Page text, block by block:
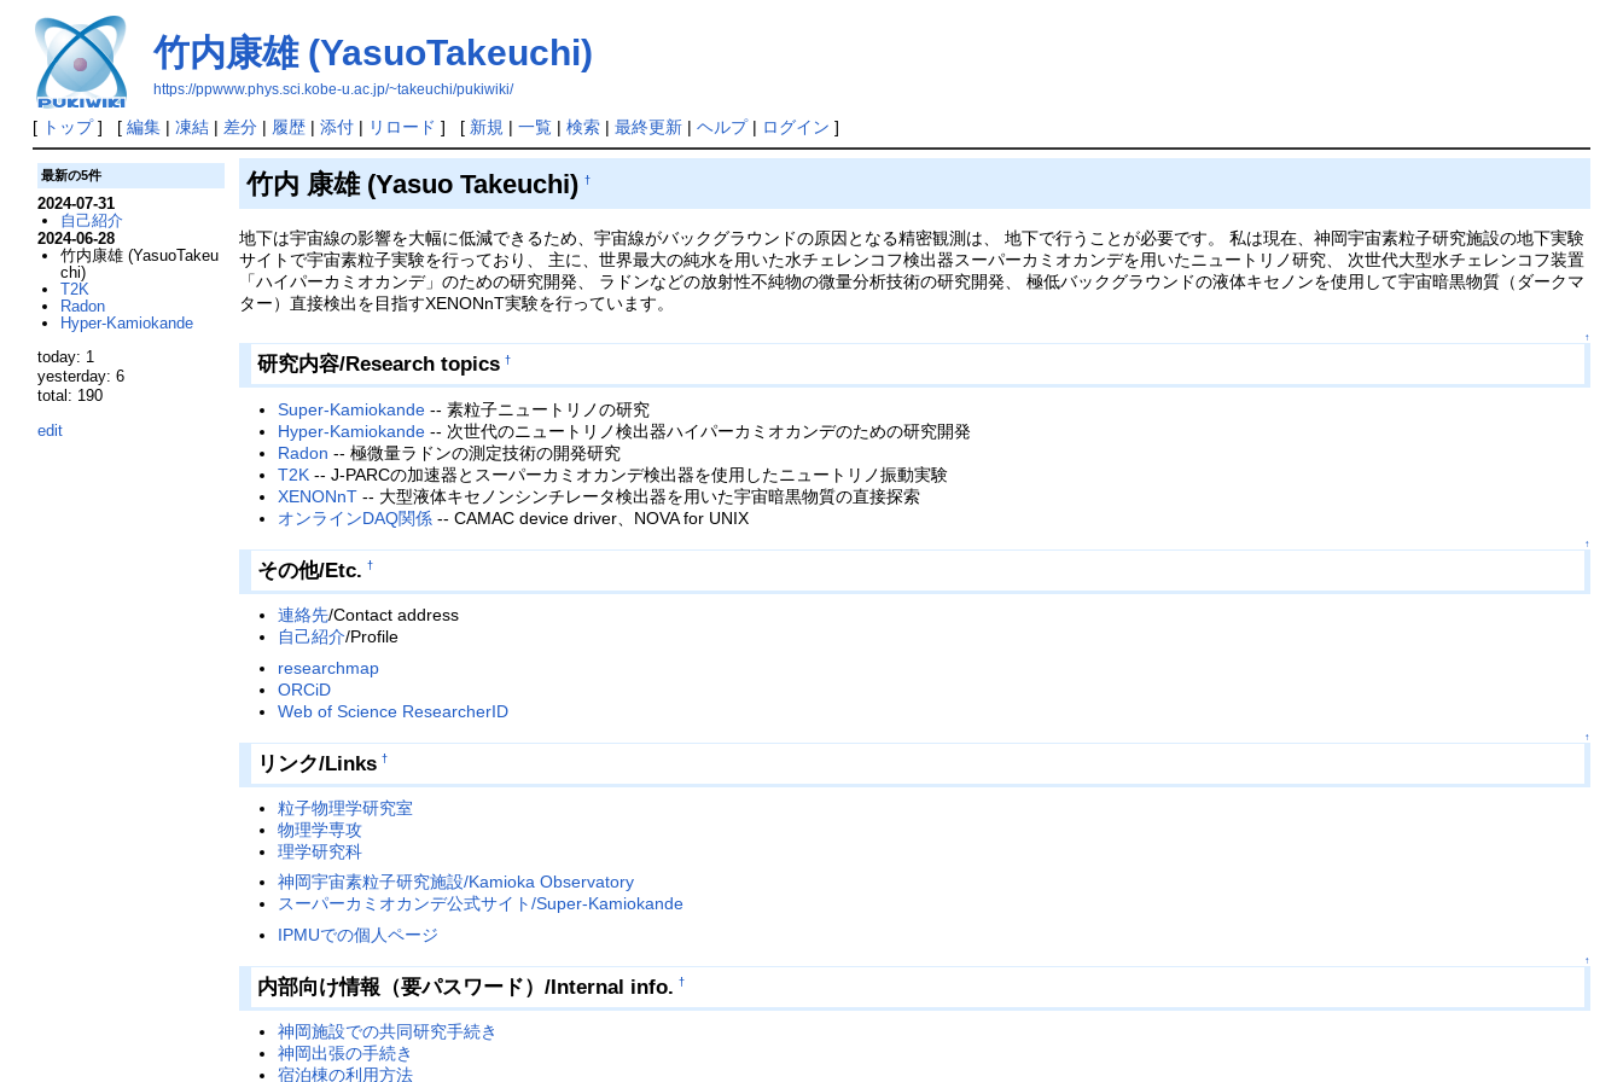
竹内康雄 (YasuoTakeuchi)
https://ppwww.phys.sci.kobe-u.ac.jp/~takeuchi/pukiwiki/
[ トップ] [ 編集| 凍結| 差分| 履歴| 添付| リロード ] [ 新規 | 一覧| 検索| 最終更新| ヘルプ| ログイン ]
竹内 康雄 (Yasuo Takeuchi) †
地下は宇宙線の影響を大幅に低減できるため、宇宙線がバックグラウンドの原因となる精密観測は、 地下で行うことが必要です。 私は現在、神岡宇宙素粒子研究施設の地下実験
サイトで宇宙素粒子実験を行っており、 主に、世界最大の純水を用いた水チェレンコフ検出器スーパーカミオカンデを用いたニュートリノ研究、 次世代大型水チェレンコフ装置
「ハイパーカミオカンデ」のための研究開発、 ラドンなどの放射性不純物の微量分析技術の研究開発、 極低バックグラウンドの液体キセノンを使用して宇宙暗黒物質（ダークマ
ター）直接検出を目指すXENONnT実験を行っています。
↑
研究内容/Research topics †
Super-Kamiokande-- 素粒子ニュートリノの研究
Hyper-Kamiokande-- 次世代のニュートリノ検出器ハイパーカミオカンデのための研究開発
Radon -- 極微量ラドンの測定技術の開発研究
T2K-- J-PARCの加速器とスーパーカミオカンデ検出器を使用したニュートリノ振動実験
XENONnT-- 大型液体キセノンシンチレータ検出器を用いた宇宙暗黒物質の直接探索
オンラインDAQ関係-- CAMAC device driver、NOVA for UNIX
↑
その他/Etc. †
連絡先/Contact address
自己紹介/Profile
researchmap
ORCiD
Web of Science ResearcherID
↑
リンク/Links †
粒子物理学研究室
物理学専攻
理学研究科
神岡宇宙素粒子研究施設/Kamioka Observatory
スーパーカミオカンデ公式サイト/Super-Kamiokande
IPMUでの個人ページ
↑
内部向け情報（要パスワード）/Internal info. †
神岡施設での共同研究手続き
神岡出張の手続き
宿泊棟の利用方法
最新の5件
2024-07-31
自己紹介
2024-06-28
竹内康雄 (YasuoTakeu
chi)
T2K
Radon
Hyper-Kamiokande
today: 1
yesterday: 6
total: 190
edit